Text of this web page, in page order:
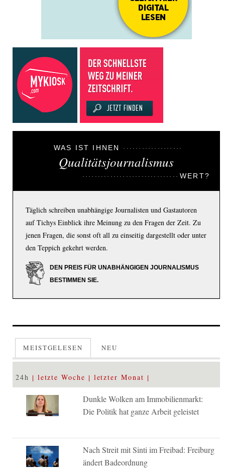
WAS IST IHNEN
Qualitätsjournalismus
WERT?
Täglich schreiben unabhängige Journalisten und Gastautoren
auf Tichys Einblick ihre Meinung zu den Fragen der Zeit. Zu
jenen Fragen, die sonst oft all zu einseitig dargestellt oder unter
den Teppich gekehrt werden.
DEN PREIS FÜR UNABHÄNGIGEN JOURNALISMUS
BESTIMMEN SIE.
MEISTGELESEN NEU
24h letzte Woche letzter Monat
Dunkle Wolken am Immobilienmarkt:
Die Politik hat ganze Arbeit geleistet
Nach Streit mit Sinti im Freibad: Freiburg
ändert Badeordnung